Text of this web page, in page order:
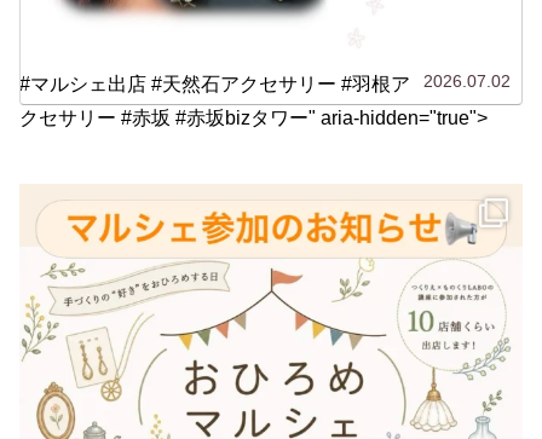
2026.07.02
#マルシェ出店 #天然石アクセサリー #羽根ア
クセサリー #赤坂 #赤坂bizタワー" aria-hidden="true">